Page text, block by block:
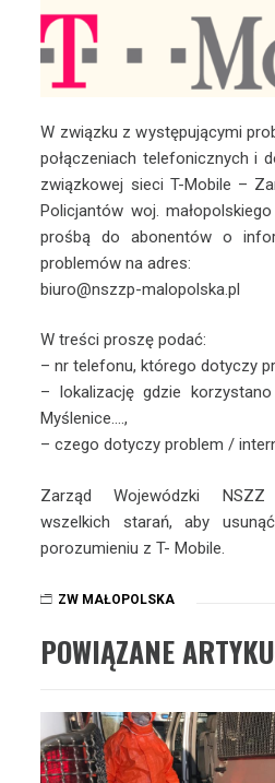
W związku z występującymi
połączeniach telefonicznych i
związkowej sieci T-Mobile –
Policjantów woj.
prośbą do abonentów o
problemów na adres:
biuro@nszzp-malopolska.pl
W treści proszę podać:
– nr telefonu, którego dotyczy
– lokalizację gdzie
Myślenice….,
– czego dotyczy problem /
Zarząd Wojewódzki NSZZ
wszelkich starań, aby
porozumieniu z T- Mobile.
ZW MAŁOPOLSKA
POWIĄZANE